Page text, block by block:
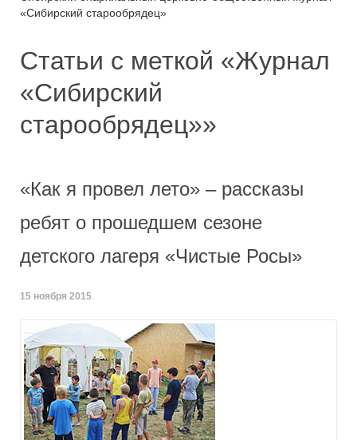
«Сибирский старообрядец»
Статьи с меткой «Журнал
«Сибирский
старообрядец»»
«Как я провел лето» – рассказы
ребят о прошедшем сезоне
детского лагеря «Чистые Росы»
15 ноября 2015.